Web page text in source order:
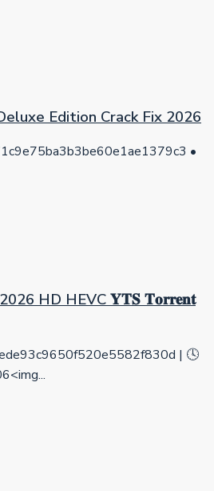
Edition Crack Fix 2026
•
HD HEVC 𝐘𝐓𝐒 𝐓𝐨𝐫𝐫𝐞𝐧𝐭
| 🕓